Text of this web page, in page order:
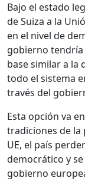
Bajo el estado
de Suiza a la
en el nivel de
gobierno
base similar a la
todo el sistema
través del
Esta opción va
tradiciones de la
UE, el país
democrático y
gobierno